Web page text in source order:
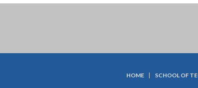
HOME SCHOOL OF